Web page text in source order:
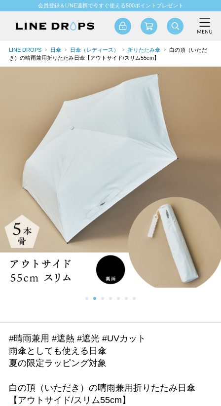
会員登録＆LINE連携で今すぐ使える500ポイントプレゼント
LINE DROPS 日傘 日傘（レディース） 折りたたみ傘
白の頂（いただ
き）の晴雨兼用折りたたみ日傘【アウトサイド/スリム55cm】
#晴雨兼用 #遮熱 #遮光 #UVカット
雨傘としても使える日傘
夏の限定ラッピング対象
白の頂（いただき）の晴雨兼用折りたたみ日傘
【アウトサイド/スリム55cm】